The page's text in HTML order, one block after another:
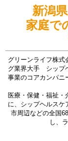
新潟
家庭で
グリーンライフ株式
グ業界大手 シップ
事業のコアカンパニ
医療・保健・福祉・
に、シップヘルスケ
市周辺などの全国
し、